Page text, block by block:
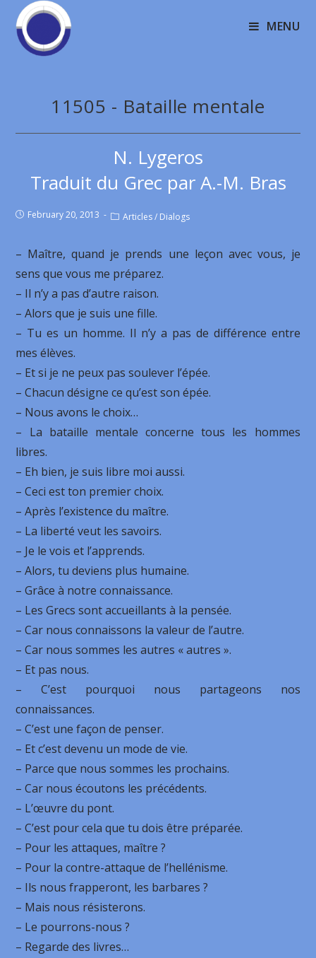
MENU
11505 - Bataille mentale
N. Lygeros
Traduit du Grec par A.-M. Bras
February 20, 2013 Articles / Dialogs
– Maître, quand je prends une leçon avec vous, je
sens que vous me préparez.
– Il n’y a pas d’autre raison.
– Alors que je suis une fille.
– Tu es un homme. Il n’y a pas de différence entre
mes élèves.
– Et si je ne peux pas soulever l’épée.
– Chacun désigne ce qu’est son épée.
– Nous avons le choix…
– La bataille mentale concerne tous les hommes
libres.
– Eh bien, je suis libre moi aussi.
– Ceci est ton premier choix.
– Après l’existence du maître.
– La liberté veut les savoirs.
– Je le vois et l’apprends.
– Alors, tu deviens plus humaine.
– Grâce à notre connaissance.
– Les Grecs sont accueillants à la pensée.
– Car nous connaissons la valeur de l’autre.
– Car nous sommes les autres « autres ».
– Et pas nous.
– C’est pourquoi nous partageons nos
connaissances.
– C’est une façon de penser.
– Et c’est devenu un mode de vie.
– Parce que nous sommes les prochains.
– Car nous écoutons les précédents.
– L’œuvre du pont.
– C’est pour cela que tu dois être préparée.
– Pour les attaques, maître ?
– Pour la contre-attaque de l’hellénisme.
– Ils nous frapperont, les barbares ?
– Mais nous résisterons.
– Le pourrons-nous ?
– Regarde des livres…